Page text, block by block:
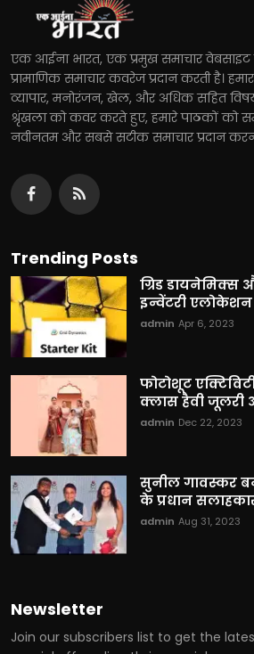
एक आईना भारत, एक प्रमुख समाचार वेबसाइट
प्रामाणिक समाचार कवरेज प्रदान करती है।
व्यापार, मनोरंजन, खेल, और अधिक सहित
श्रृंखला को कवर करते हुए, हमारे पाठकों को
नवीनतम और सबसे सटीक समाचार प्रदान
Trending Posts
ग्रिड डायनेमिक्स
इन्वेंटरी
admin Apr 6, 2023
फोटोशूट
क्लास हैवी जूलरी
admin Dec 22, 2023
सुनील गावस्कर
के प्रधान
admin Aug 31, 2023
Newsletter
Join our subscribers list to get the